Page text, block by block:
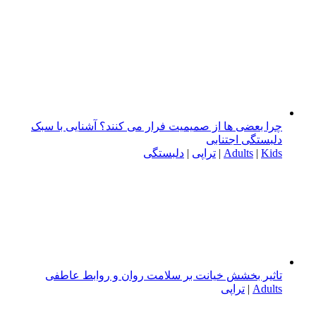
چرا بعضی ها از صمیمیت فرار می کنند؟ آشنایی با سبک
دلبستگی اجتنابی
Adults | Kids
| تراپی | دلبستگی
تاثیر بخشش خیانت بر سلامت روان و روابط عاطفی
Adults
| تراپی